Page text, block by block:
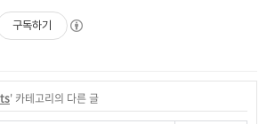
구독하기
' 카테고리의 다른 글